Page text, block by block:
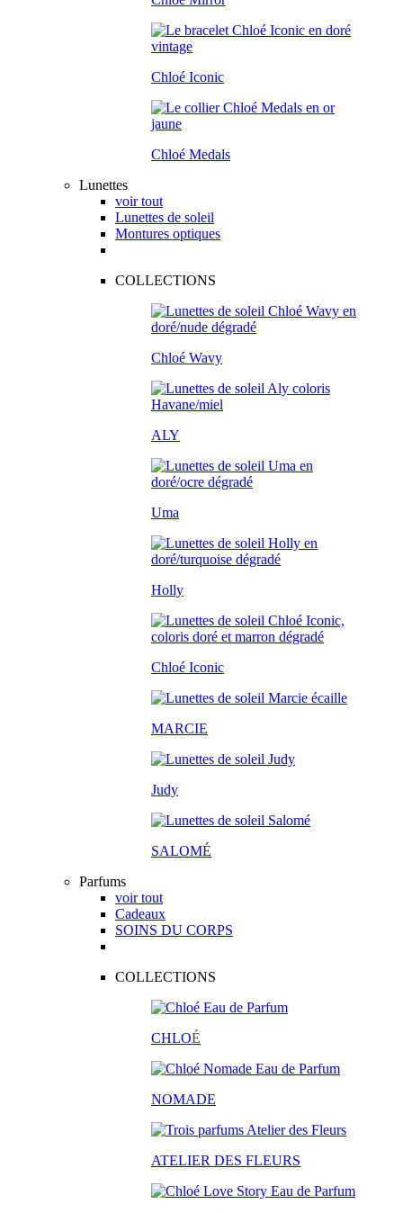
Chloé Iconic
Chloé Medals
Lunettes
voir tout
Lunettes de soleil
Montures optiques
COLLECTIONS
Chloé Wavy
ALY
Uma
Holly
Chloé Iconic
MARCIE
Judy
SALOMÉ
Parfums
voir tout
Cadeaux
SOINS DU CORPS
COLLECTIONS
CHLOÉ
NOMADE
ATELIER DES FLEURS